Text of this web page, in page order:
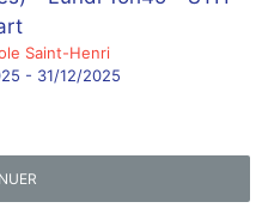
Saint-Henri
- 31/12/2025